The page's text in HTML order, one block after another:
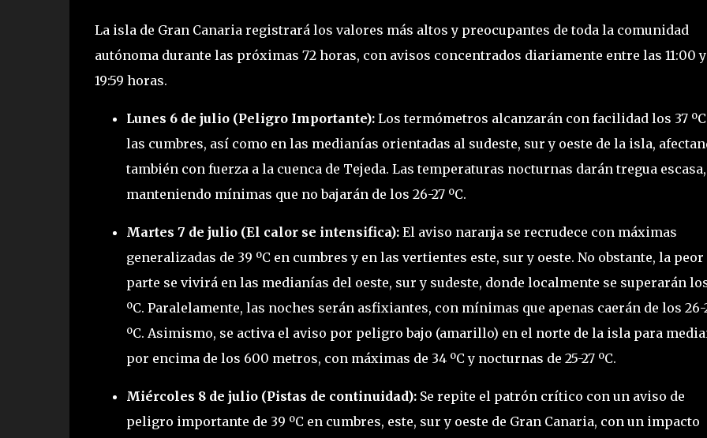
La isla de Gran Canaria registrará los valores más altos y preocupantes de toda la comunidad
autónoma durante las próximas 72 horas, con avisos concentrados diariamente entre las 11:00
19:59 horas.
Lunes 6 de julio (Peligro Importante):Los termómetros alcanzarán con facilidad los 37
las cumbres, así como en las medianías orientadas al sudeste, sur y oeste de la isla,
también con fuerza a la cuenca de Tejeda. Las temperaturas nocturnas darán tregua escasa,
manteniendo mínimas que no bajarán de los 26-27 ºC.
Martes 7 de julio (El calor se intensifica):El aviso naranja se recrudece con máximas
generalizadas de 39 ºC en cumbres y en las vertientes este, sur y oeste. No obstante, la peor
parte se vivirá en las medianías del oeste, sur y sudeste, donde localmente se superarán
ºC. Paralelamente, las noches serán asfixiantes, con mínimas que apenas caerán de los 26-
ºC. Asimismo, se activa el aviso por peligro bajo (amarillo) en el norte de la isla para
por encima de los 600 metros, con máximas de 34 ºC y nocturnas de 25-27 ºC.
Miércoles 8 de julio (Pistas de continuidad):Se repite el patrón crítico con un aviso de
peligro importante de 39 ºC en cumbres, este, sur y oeste de Gran Canaria, con un impacto